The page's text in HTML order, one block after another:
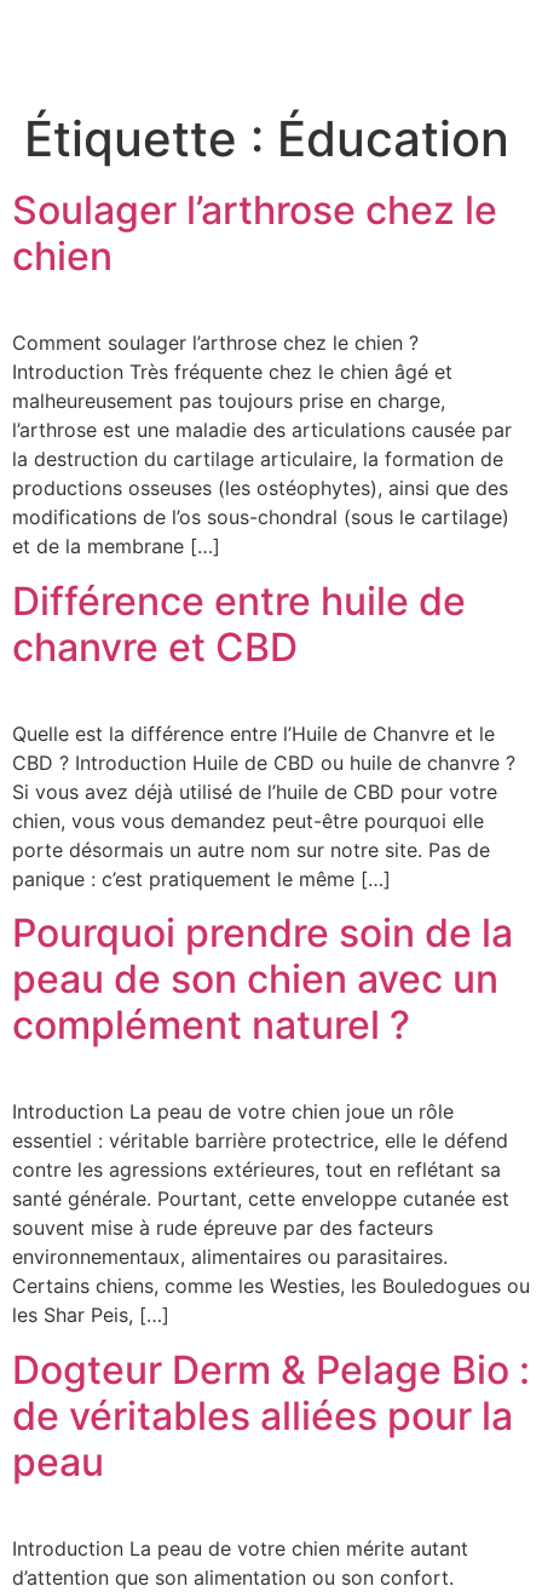
Étiquette : Éducation
Soulager l’arthrose chez le
chien
Comment soulager l’arthrose chez le chien ?
Introduction Très fréquente chez le chien âgé et
malheureusement pas toujours prise en charge,
l’arthrose est une maladie des articulations causée par
la destruction du cartilage articulaire, la formation de
productions osseuses (les ostéophytes), ainsi que des
modifications de l’os sous-chondral (sous le cartilage)
et de la membrane […]
Différence entre huile de
chanvre et CBD
Quelle est la différence entre l’Huile de Chanvre et le
CBD ? Introduction Huile de CBD ou huile de chanvre ?
Si vous avez déjà utilisé de l’huile de CBD pour votre
chien, vous vous demandez peut-être pourquoi elle
porte désormais un autre nom sur notre site. Pas de
panique : c’est pratiquement le même […]
Pourquoi prendre soin de la
peau de son chien avec un
complément naturel ?
Introduction La peau de votre chien joue un rôle
essentiel : véritable barrière protectrice, elle le défend
contre les agressions extérieures, tout en reflétant sa
santé générale. Pourtant, cette enveloppe cutanée est
souvent mise à rude épreuve par des facteurs
environnementaux, alimentaires ou parasitaires.
Certains chiens, comme les Westies, les Bouledogues ou
les Shar Peis, […]
Dogteur Derm & Pelage Bio :
de véritables alliées pour la
peau
Introduction La peau de votre chien mérite autant
d’attention que son alimentation ou son confort.